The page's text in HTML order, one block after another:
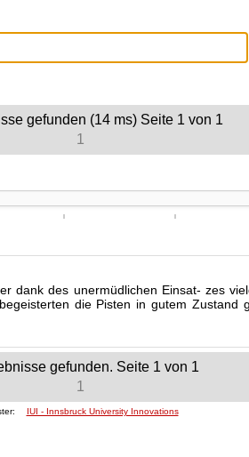
gefunden (14 ms) Seite 1 von 1
1
dank des unermüdlichen Einsat- zes
die Pisten in gutem
gefunden. Seite 1 von 1
1
IUI - Innsbruck University Innovations